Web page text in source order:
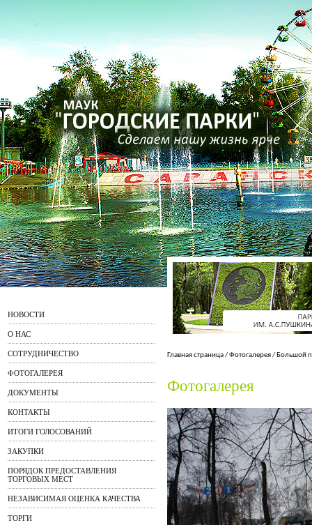
НОВОСТИ
О НАС
СОТРУДНИЧЕСТВО
ФОТОГАЛЕРЕЯ
ДОКУМЕНТЫ
КОНТАКТЫ
ИТОГИ ГОЛОСОВАНИЙ
ЗАКУПКИ
ПОРЯДОК ПРЕДОСТАВЛЕНИЯ
ТОРГОВЫХ МЕСТ
НЕЗАВИСИМАЯ ОЦЕНКА КАЧЕСТВА
ТОРГИ
Главная страница/Фотогалерея/ Большой
Фотогалерея